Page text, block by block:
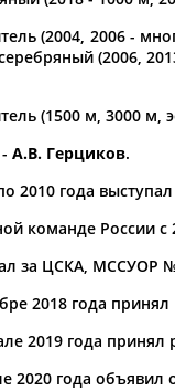
ЦЕЛИ
деятельности
(2004, 2006 -
(2006,
(1500 м, 3000 м,
А.В. Герциков.
2010 года
команде России с
за ЦСКА, МССУОР
2018 года
2019 года
2020 года объявил